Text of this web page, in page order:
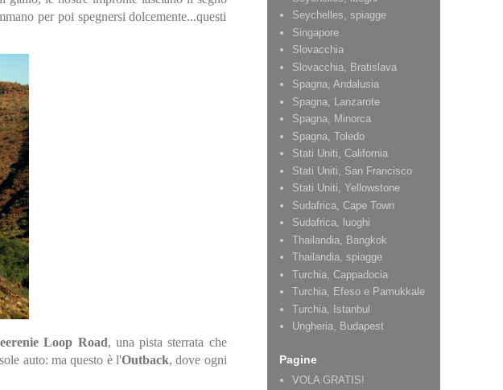
per poi spegnersi dolcemente...questi
Loop Road, una pista sterrata che
auto: ma questo è l'Outback, dove ogni
Seychelles, spiagge
Singapore
Slovacchia
Slovacchia, Bratislava
Spagna, Andalusia
Spagna, Lanzarote
Spagna, Minorca
Spagna, Toledo
Stati Uniti, California
Stati Uniti, San Francisco
Stati Uniti, Yellowstone
Sudafrica, Cape Town
Sudafrica, luoghi
Thailandia, Bangkok
Thailandia, spiagge
Turchia, Cappadocia
Turchia, Efeso e Pamukkale
Turchia, Istanbul
Ungheria, Budapest
Pagine
VOLA GRATIS!